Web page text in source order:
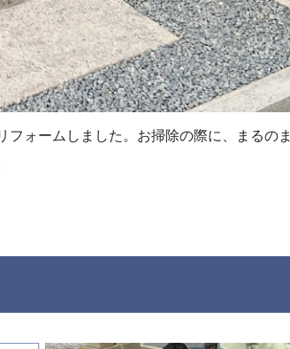
ォームしました。お掃除の際に、まるのま